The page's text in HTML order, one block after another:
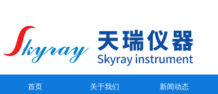
首页 关于我们 新闻动态